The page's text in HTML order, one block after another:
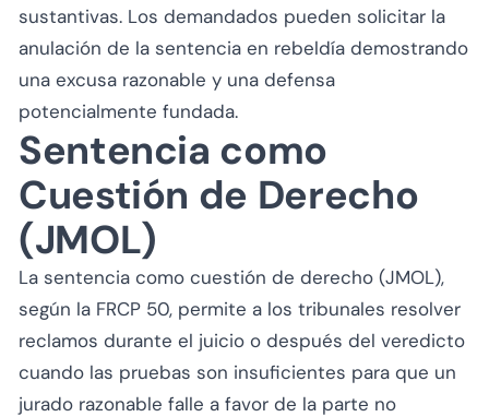
sustantivas. Los demandados pueden solicitar la
anulación de la sentencia en rebeldía demostrando
una excusa razonable y una defensa
potencialmente fundada.
Sentencia como
Cuestión de Derecho
(JMOL)
La sentencia como cuestión de derecho (JMOL),
según la FRCP 50, permite a los tribunales resolver
reclamos durante el juicio o después del veredicto
cuando las pruebas son insuficientes para que un
jurado razonable falle a favor de la parte no